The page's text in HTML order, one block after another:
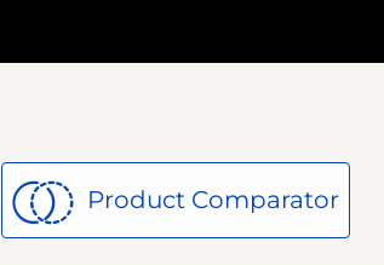
Product Comparator